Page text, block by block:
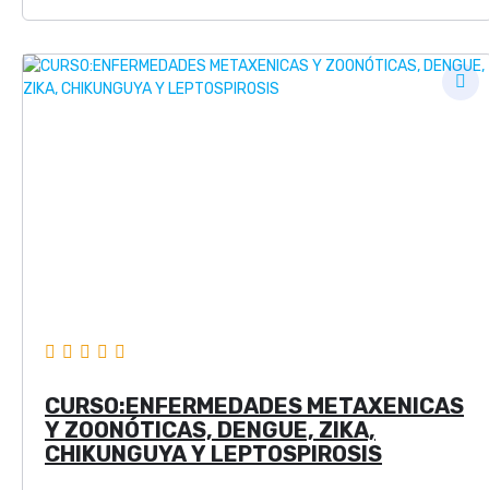
CURSO:ENFERMEDADES METAXENICAS
Y ZOONÓTICAS, DENGUE, ZIKA,
CHIKUNGUYA Y LEPTOSPIROSIS